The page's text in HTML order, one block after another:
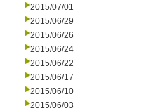
2015/07/01
2015/06/29
2015/06/26
2015/06/24
2015/06/22
2015/06/17
2015/06/10
2015/06/03